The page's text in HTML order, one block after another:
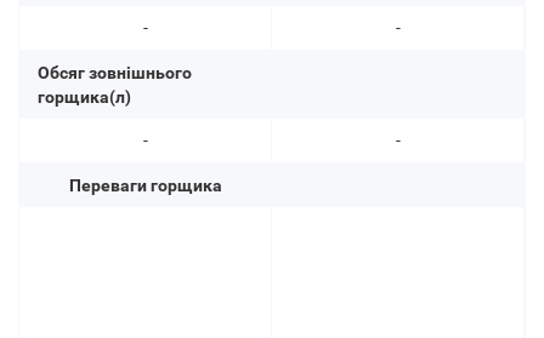
-
Обсяг зовнішнього
горщика(л)
-
Переваги горщика
-
-